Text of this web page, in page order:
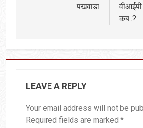
पखवाड़ा
कब..?
LEAVE A REPLY
Your email address will not be
Required fields are marked *